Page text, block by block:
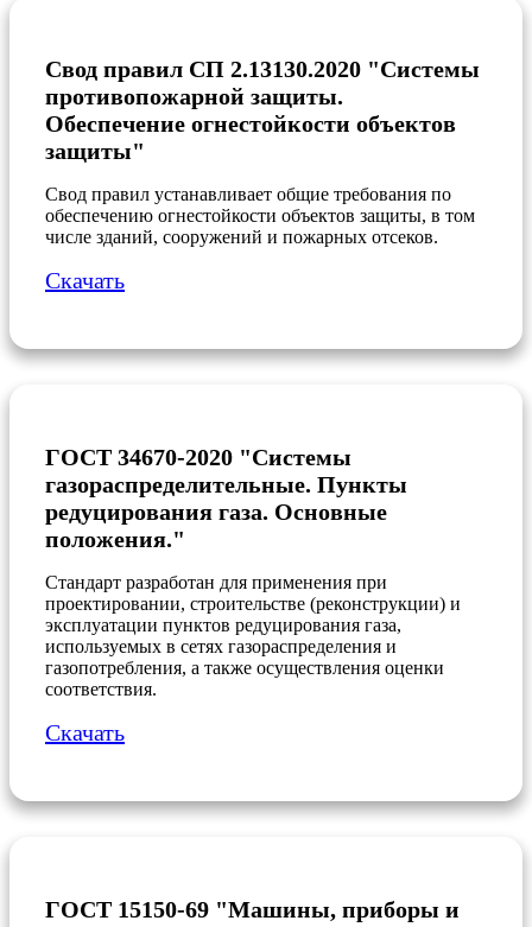
Свод правил СП 2.13130.2020 "Системы
противопожарной защиты.
Обеспечение огнестойкости объектов
защиты"
Свод правил устанавливает общие требования по
обеспечению огнестойкости объектов защиты, в том
числе зданий, сооружений и пожарных отсеков.
Скачать
ГОСТ 34670-2020 "Системы
газораспределительные. Пункты
редуцирования газа. Основные
положения."
Стандарт разработан для применения при
проектировании, строительстве (реконструкции) и
эксплуатации пунктов редуцирования газа,
используемых в сетях газораспределения и
газопотребления, а также осуществления оценки
соответствия.
Скачать
ГОСТ 15150-69 "Машины, приборы и